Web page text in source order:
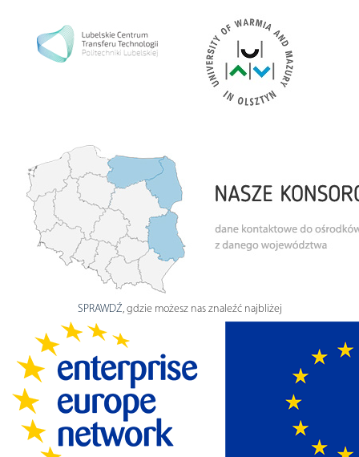
SPRAWDŹ, gdzie możesz nas znaleźć najbliżej